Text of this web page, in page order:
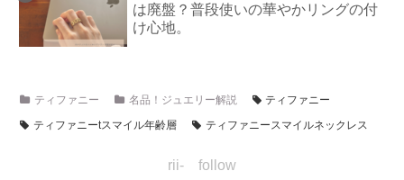
は廃盤？普段使いの華やかリングの付
け心地。
ティファニー 名品！ジュエリー解説
ティファニー
ティファニーtスマイル年齢層
ティファニースマイルネックレス
rii- follow